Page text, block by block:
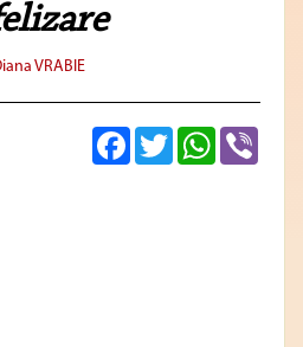
VRABIE
FacebookTwitterWhatsApp